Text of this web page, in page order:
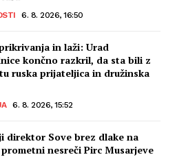
6. 8. 2026, 16:50
in laži: Urad
končno razkril, da sta bili z
ruska prijateljica in družinska
6. 8. 2026, 15:52
direktor Sove brez dlake na
nesreči Pirc Musarjeve